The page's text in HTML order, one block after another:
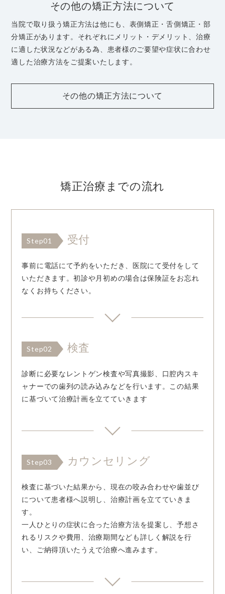
その他の矯正方法について
当院で取り扱う矯正方法は他にも、表側矯正・舌側矯正・部
分矯正があります。それぞれにメリット・デメリット、治療
に適した状況などがある為、患者様のご要望や症状に合わせ
適した治療方法をご提案いたします。
その他の矯正方法について
矯正治療までの流れ
Step01 受付
事前に電話にて予約をいただき、医院にて受付をして
いただきます。初診や月初めの場合は保険証をお忘れ
なくお持ちください。
Step02 検査
診断に必要なレントゲン検査や写真撮影、口腔内スキ
ャナーでの歯列の読み込みなどを行います。この結果
に基づいて治療計画を立てていきます
Step03 カウンセリング
検査に基づいた結果から、現在の咬み合わせや歯並び
について患者様へ説明し、治療計画を立てていきま
す。
一人ひとりの症状に合った治療方法を提案し、予想さ
れるリスクや費用、治療期間なども詳しく解説を行
い、ご納得頂いたうえで治療へ進みます。